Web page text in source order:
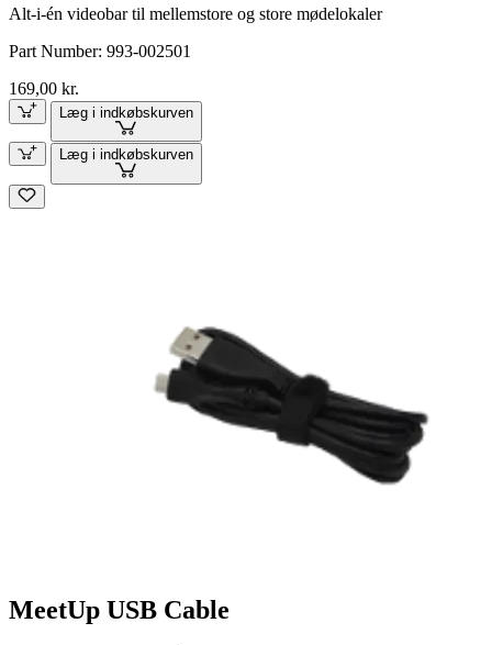
Alt-i-én videobar til mellemstore og store mødelokaler
Part Number: 993-002501
169,00 kr.
Læg i indkøbskurven
Læg i indkøbskurven
MeetUp USB Cable